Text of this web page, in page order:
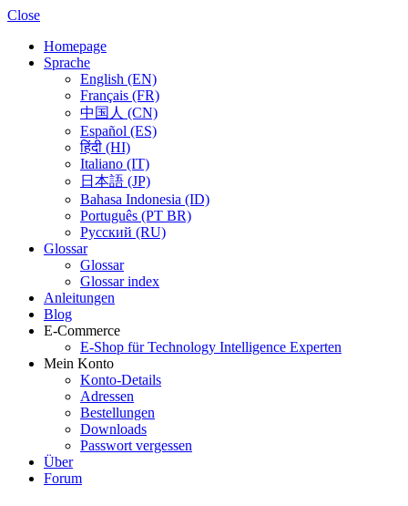
Close
Homepage
Sprache
English (EN)
Français (FR)
中国人 (CN)
Español (ES)
हिंदी (HI)
Italiano (IT)
日本語 (JP)
Bahasa Indonesia (ID)
Português (PT BR)
Pусский (RU)
Glossar
Glossar
Glossar index
Anleitungen
Blog
E-Commerce
E-Shop für Technology Intelligence Experten
Mein Konto
Konto-Details
Adressen
Bestellungen
Downloads
Passwort vergessen
Über
Forum